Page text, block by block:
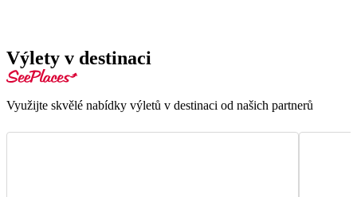
Výlety v destinaci
Využijte skvělé nabídky výletů v destinaci od našich partnerů